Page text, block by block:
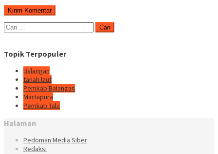
Cari
untuk:
Topik Terpopuler
Balangan
tanah laut
Pemkab Balangan
Martapura
Pemkab Tala
Halaman
Pedoman Media Siber
Redaksi